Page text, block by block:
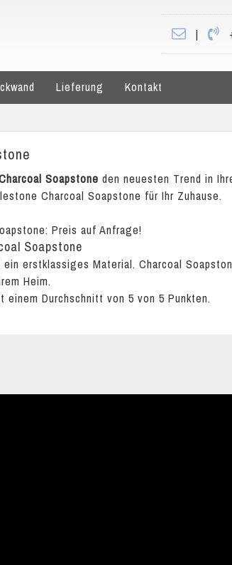
|
Lieferung Kontakt
Soapstone den neuesten Trend in
Charcoal Soapstone für Ihr Zuhause.
Preis auf Anfrage!
Soapstone
erstklassiges Material. Charcoal
Heim.
einem Durchschnitt von 5 von 5 Punkten.